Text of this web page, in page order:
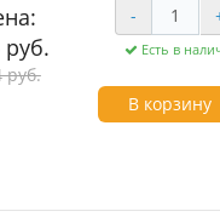
руб.
руб.
-
Есть в
В корзину